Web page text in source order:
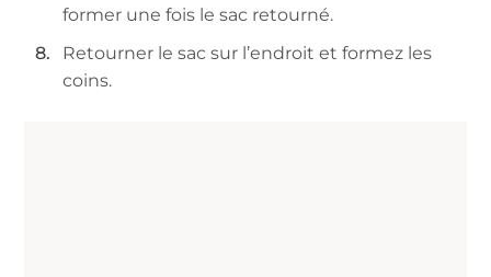
former une fois le sac retourné.
Retourner le sac sur l’endroit et formez les
coins.